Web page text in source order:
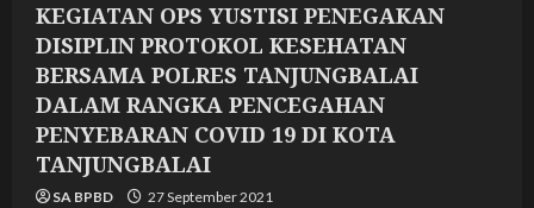
KEGIATAN OPS YUSTISI PENEGAKAN
DISIPLIN PROTOKOL KESEHATAN
BERSAMA POLRES TANJUNGBALAI
DALAM RANGKA PENCEGAHAN
PENYEBARAN COVID 19 DI KOTA
TANJUNGBALAI
SA BPBD 27 September 2021